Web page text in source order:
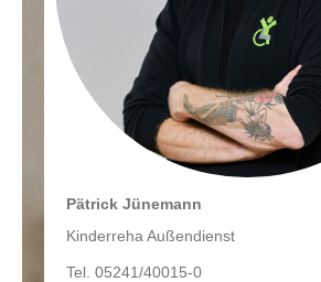
Pätrick Jünemann
Kinderreha Außendienst
Tel. 05241/40015-0